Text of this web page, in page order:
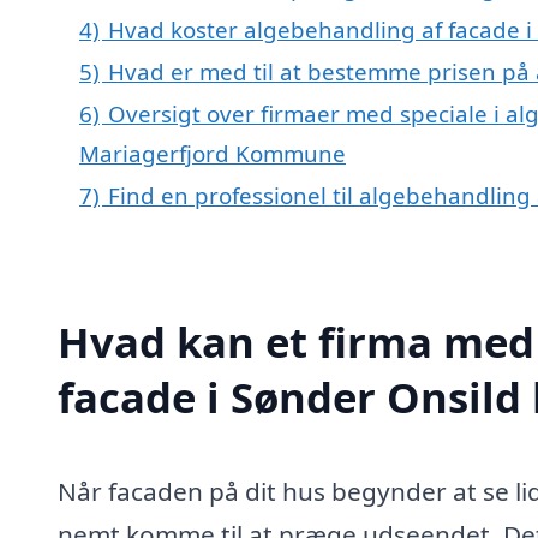
4) Hvad koster algebehandling af facade i
5) Hvad er med til at bestemme prisen
6) Oversigt over firmaer med speciale i
Mariagerfjord Kommune
7) Find en professionel til
Hvad kan et firma
facade i Sønder
Når facaden på dit hus begynder at se